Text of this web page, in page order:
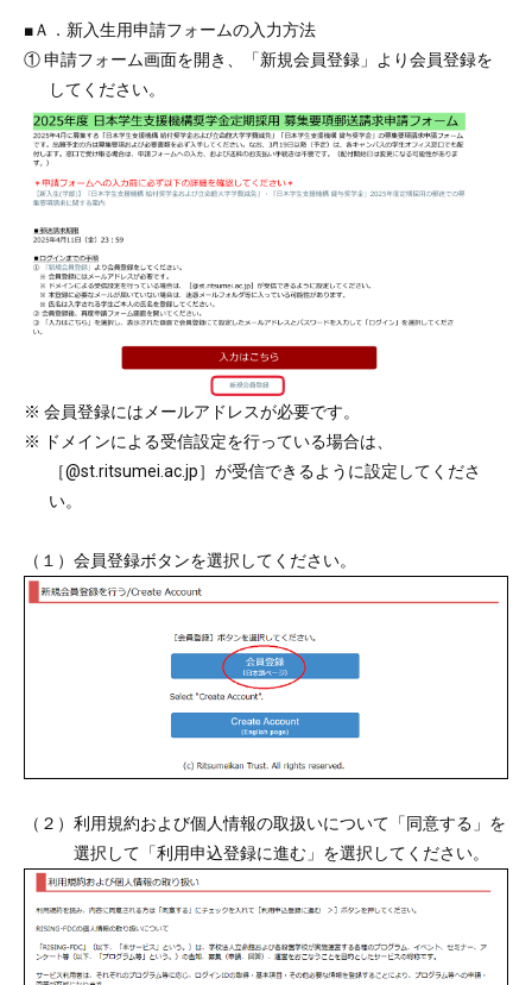
■Ａ．新入生用申請フォームの入力方法
① 申請フォーム画面を開き、「新規会員登録」より会員登録を
してください。
※ 会員登録にはメールアドレスが必要です。
※ ドメインによる受信設定を行っている場合は、
［@st.ritsumei.ac.jp］が受信できるように設定してくださ
い。
（１）会員登録ボタンを選択してください。
（２）利用規約および個人情報の取扱いについて「同意する」を
選択して「利用申込登録に進む」を選択してください。